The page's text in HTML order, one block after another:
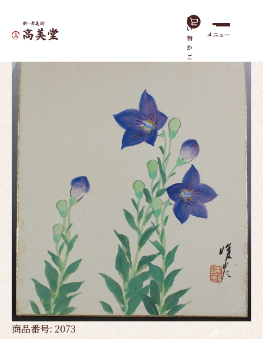
買
い
物
か
ご
メニュー
ホーム作品一覧
商品番号: 2073